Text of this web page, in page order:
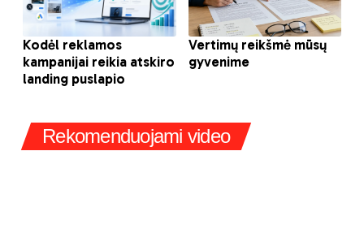
Rekomenduojami video